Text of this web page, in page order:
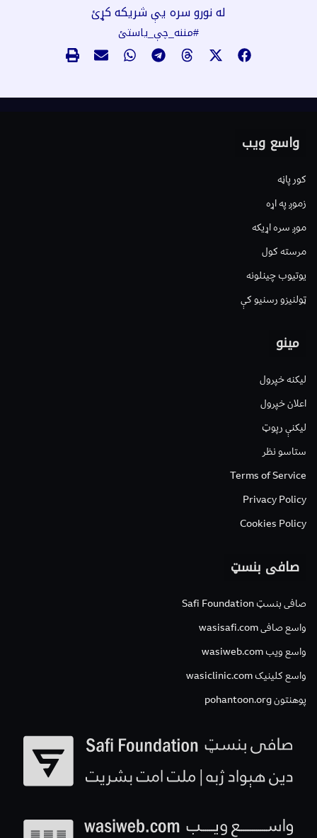
له نورو سره یې شریکه کړئ
#مننه_چې_یاستئ
واسع ویب
کور پاڼه
زموږ په اړه
موږ سره اړیکه
مرسته کول
یوتیوب چینلونه
ټولنیزو رسنیو کې
مینو
لیکنه خپرول
اعلان خپرول
لیکنې رپوټ
ستاسو نظر
Terms of Service
Privacy Policy
Cookies Policy
صافی بنسټ
صافی بنسټ Safi Foundation
واسع صافی wasisafi.com
واسع ویب wasiweb.com
واسع کلینیک wasiclinic.com
پوهنتون pohantoon.org